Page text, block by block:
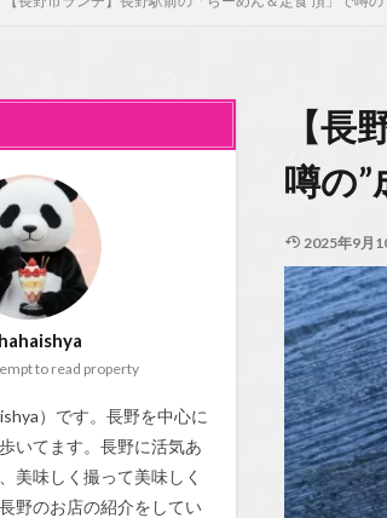
【長
噂の”
2025年9月
to read property
）です。長野を中心に
いてます。長野に活気あ
美味しく撮って美味しく
野のお店の紹介をしてい